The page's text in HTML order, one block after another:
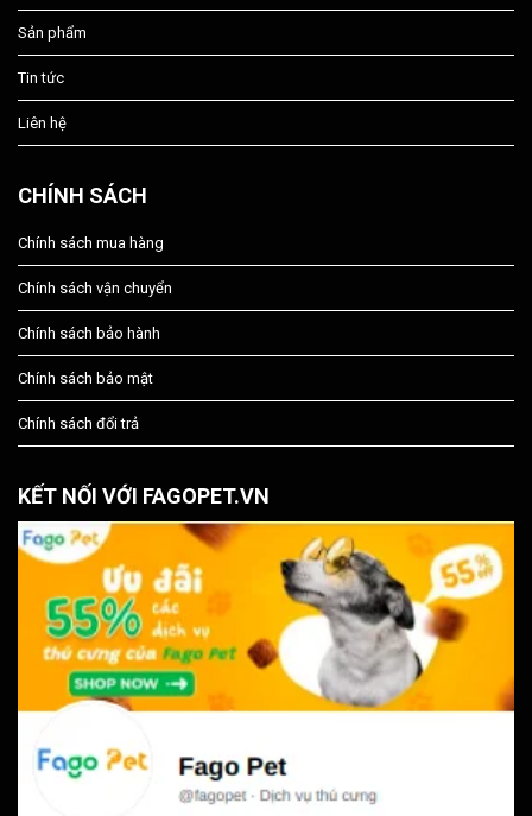
Sản phẩm
Tin tức
Liên hệ
CHÍNH SÁCH
Chính sách mua hàng
Chính sách vận chuyển
Chính sách bảo hành
Chính sách bảo mật
Chính sách đổi trả
KẾT NỐI VỚI FAGOPET.VN